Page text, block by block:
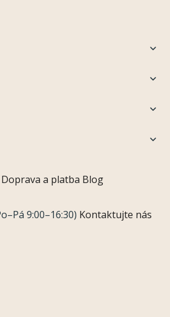
Doprava a platba Blog
9:00–16:30) Kontaktujte nás